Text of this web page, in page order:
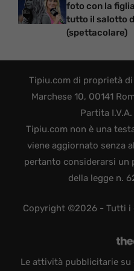
foto con la
tutto il salotto
(spettacolare)
Tipiu.com di proprietà di
Marchese 10, 00141
Partita
Tipiu.com non è una
viene aggiornato senza
pertanto considerarsi un
della legge n.
Copyright ©2026 - Tutti
Le attività pubblicitarie